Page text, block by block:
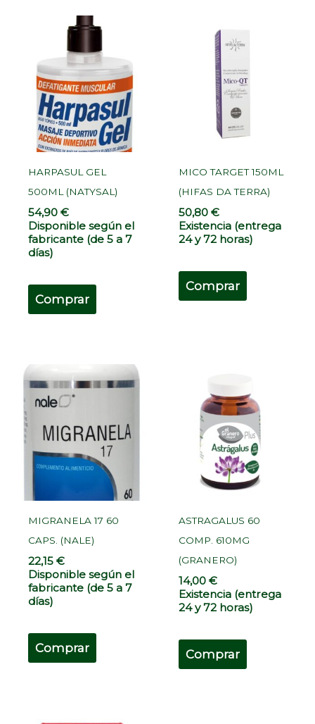
HARPASUL GEL
500ML (NATYSAL)
54,90€
Disponible según el
fabricante (de 5 a 7
días)
Comprar
MICO TARGET 150ML
(HIFAS DA TERRA)
50,80€
Existencia (entrega
24 y 72 horas)
Comprar
MIGRANELA 17 60
CAPS. (NALE)
22,15€
Disponible según el
fabricante (de 5 a 7
días)
Comprar
ASTRAGALUS 60
COMP. 610MG
(GRANERO)
14,00€
Existencia (entrega
24 y 72 horas)
Comprar